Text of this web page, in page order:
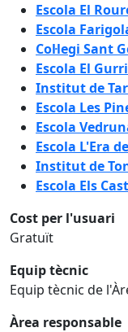
Escola El
Escola
Col·legi Sant
Escola El Gurri
Institut de
Escola Les
Escola
Escola L'Era
Institut de
Escola Els
Cost per l'usuari
Gratuït
Equip tècnic
Equip tècnic de
Àrea responsable